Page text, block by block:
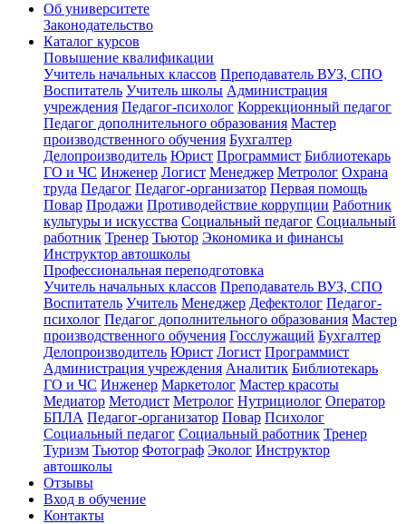
Об университете
Законодательство
Каталог курсов
Повышение квалификации
Учитель начальных классов Преподаватель ВУЗ, СПО
Воспитатель Учитель школы Администрация
учреждения Педагог-психолог Коррекционный педагог
Педагог дополнительного образования Мастер
производственного обучения Бухгалтер
Делопроизводитель Юрист Программист Библиотекарь
ГО и ЧС Инженер Логист Менеджер Метролог Охрана
труда Педагог Педагог-организатор Первая помощь
Повар Продажи Противодействие коррупции Работник
культуры и искусства Социальный педагог Социальный
работник Тренер Тьютор Экономика и финансы
Инструктор автошколы
Профессиональная переподготовка
Учитель начальных классов Преподаватель ВУЗ, СПО
Воспитатель Учитель Менеджер Дефектолог Педагог-
психолог Педагог дополнительного образования Мастер
производственного обучения Госслужащий Бухгалтер
Делопроизводитель Юрист Логист Программист
Администрация учреждения Аналитик Библиотекарь
ГО и ЧС Инженер Маркетолог Мастер красоты
Медиатор Методист Метролог Нутрициолог Оператор
БПЛА Педагог-организатор Повар Психолог
Социальный педагог Социальный работник Тренер
Туризм Тьютор Фотограф Эколог Инструктор
автошколы
Отзывы
Вход в обучение
Контакты